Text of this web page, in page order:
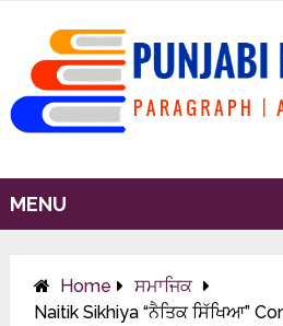
MENU
Home
ਸਮਾਜਿਕ
Naitik Sikhiya “ਨੈਤਿਕ ਸਿੱਖਿਆ”